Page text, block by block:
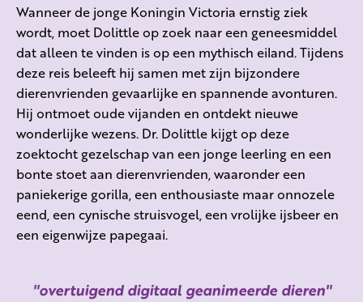
Wanneer de jonge Koningin Victoria ernstig ziek
wordt, moet Dolittle op zoek naar een geneesmiddel
dat alleen te vinden is op een mythisch eiland. Tijdens
deze reis beleeft hij samen met zijn bijzondere
dierenvrienden gevaarlijke en spannende avonturen.
Hij ontmoet oude vijanden en ontdekt nieuwe
wonderlijke wezens. Dr. Dolittle kijgt op deze
zoektocht gezelschap van een jonge leerling en een
bonte stoet aan dierenvrienden, waaronder een
paniekerige gorilla, een enthousiaste maar onnozele
eend, een cynische struisvogel, een vrolijke ijsbeer en
een eigenwijze papegaai.
overtuigend digitaal geanimeerde dieren